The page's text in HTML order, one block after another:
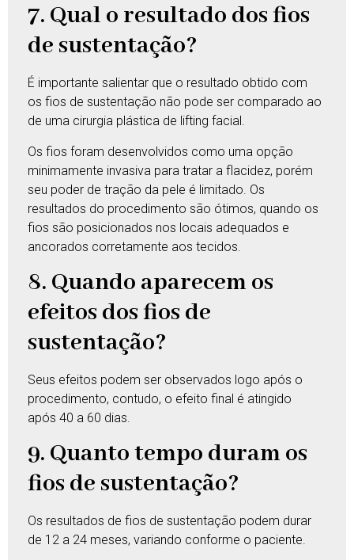
7. Qual o resultado dos fios
de sustentação?
É importante salientar que o resultado obtido com
os fios de sustentação não pode ser comparado ao
de uma cirurgia plástica de lifting facial.
Os fios foram desenvolvidos como uma opção
minimamente invasiva para tratar a flacidez, porém
seu poder de tração da pele é limitado. Os
resultados do procedimento são ótimos, quando os
fios são posicionados nos locais adequados e
ancorados corretamente aos tecidos.
8. Quando aparecem os
efeitos dos fios de
sustentação?
Seus efeitos podem ser observados logo após o
procedimento, contudo, o efeito final é atingido
após 40 a 60 dias.
9. Quanto tempo duram os
fios de sustentação?
Os resultados de fios de sustentação podem durar
de 12 a 24 meses, variando conforme o paciente.